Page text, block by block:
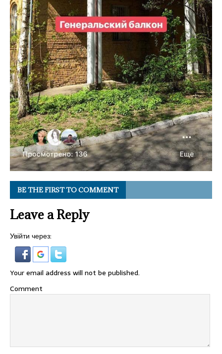
BE THE FIRST TO COMMENT
Leave a Reply
Увійти через:
Your email address will not be published.
Comment